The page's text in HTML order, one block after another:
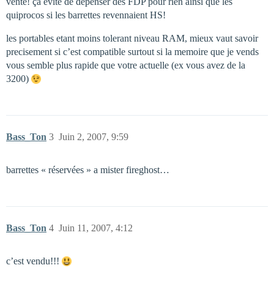
quiprocos si les barrettes revennaient HS!
les portables etant moins tolerant niveau RAM, mieux vaut savoir
precisement si c’est compatible surtout si la memoire que je vends
vous semble plus rapide que votre actuelle (ex vous avez de la
3200)
Bass_Ton Juin 2, 2007, 9:59
3
barrettes « réservées » a mister fireghost…
Bass_Ton Juin 11, 2007, 4:12
4
c’est vendu!!!